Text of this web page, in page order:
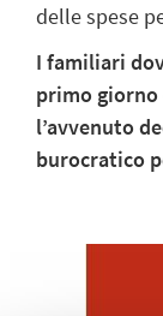
delle spese
I familiari
primo
l’avvenuto
burocratico